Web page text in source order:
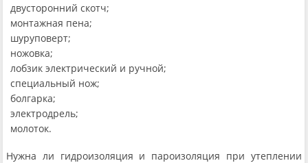
двусторонний скотч;
монтажная пена;
шуруповерт;
ножовка;
лобзик электрический и ручной;
специальный нож;
болгарка;
электродрель;
молоток.
Нужна ли гидроизоляция и пароизоляция при утеплении